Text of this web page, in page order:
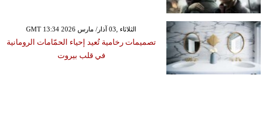
GMT 13:34 2026 الثلاثاء ,03 آذار/ مارس
تصميمات رخامية تُعيد إحياء الحمّامات الرومانية
في قلب بيروت